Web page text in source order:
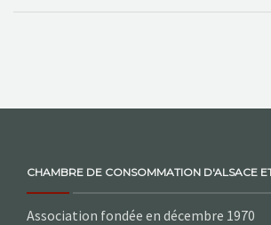
CHAMBRE DE CONSOMMATION D'ALSACE
Association fondée en décembre 1970